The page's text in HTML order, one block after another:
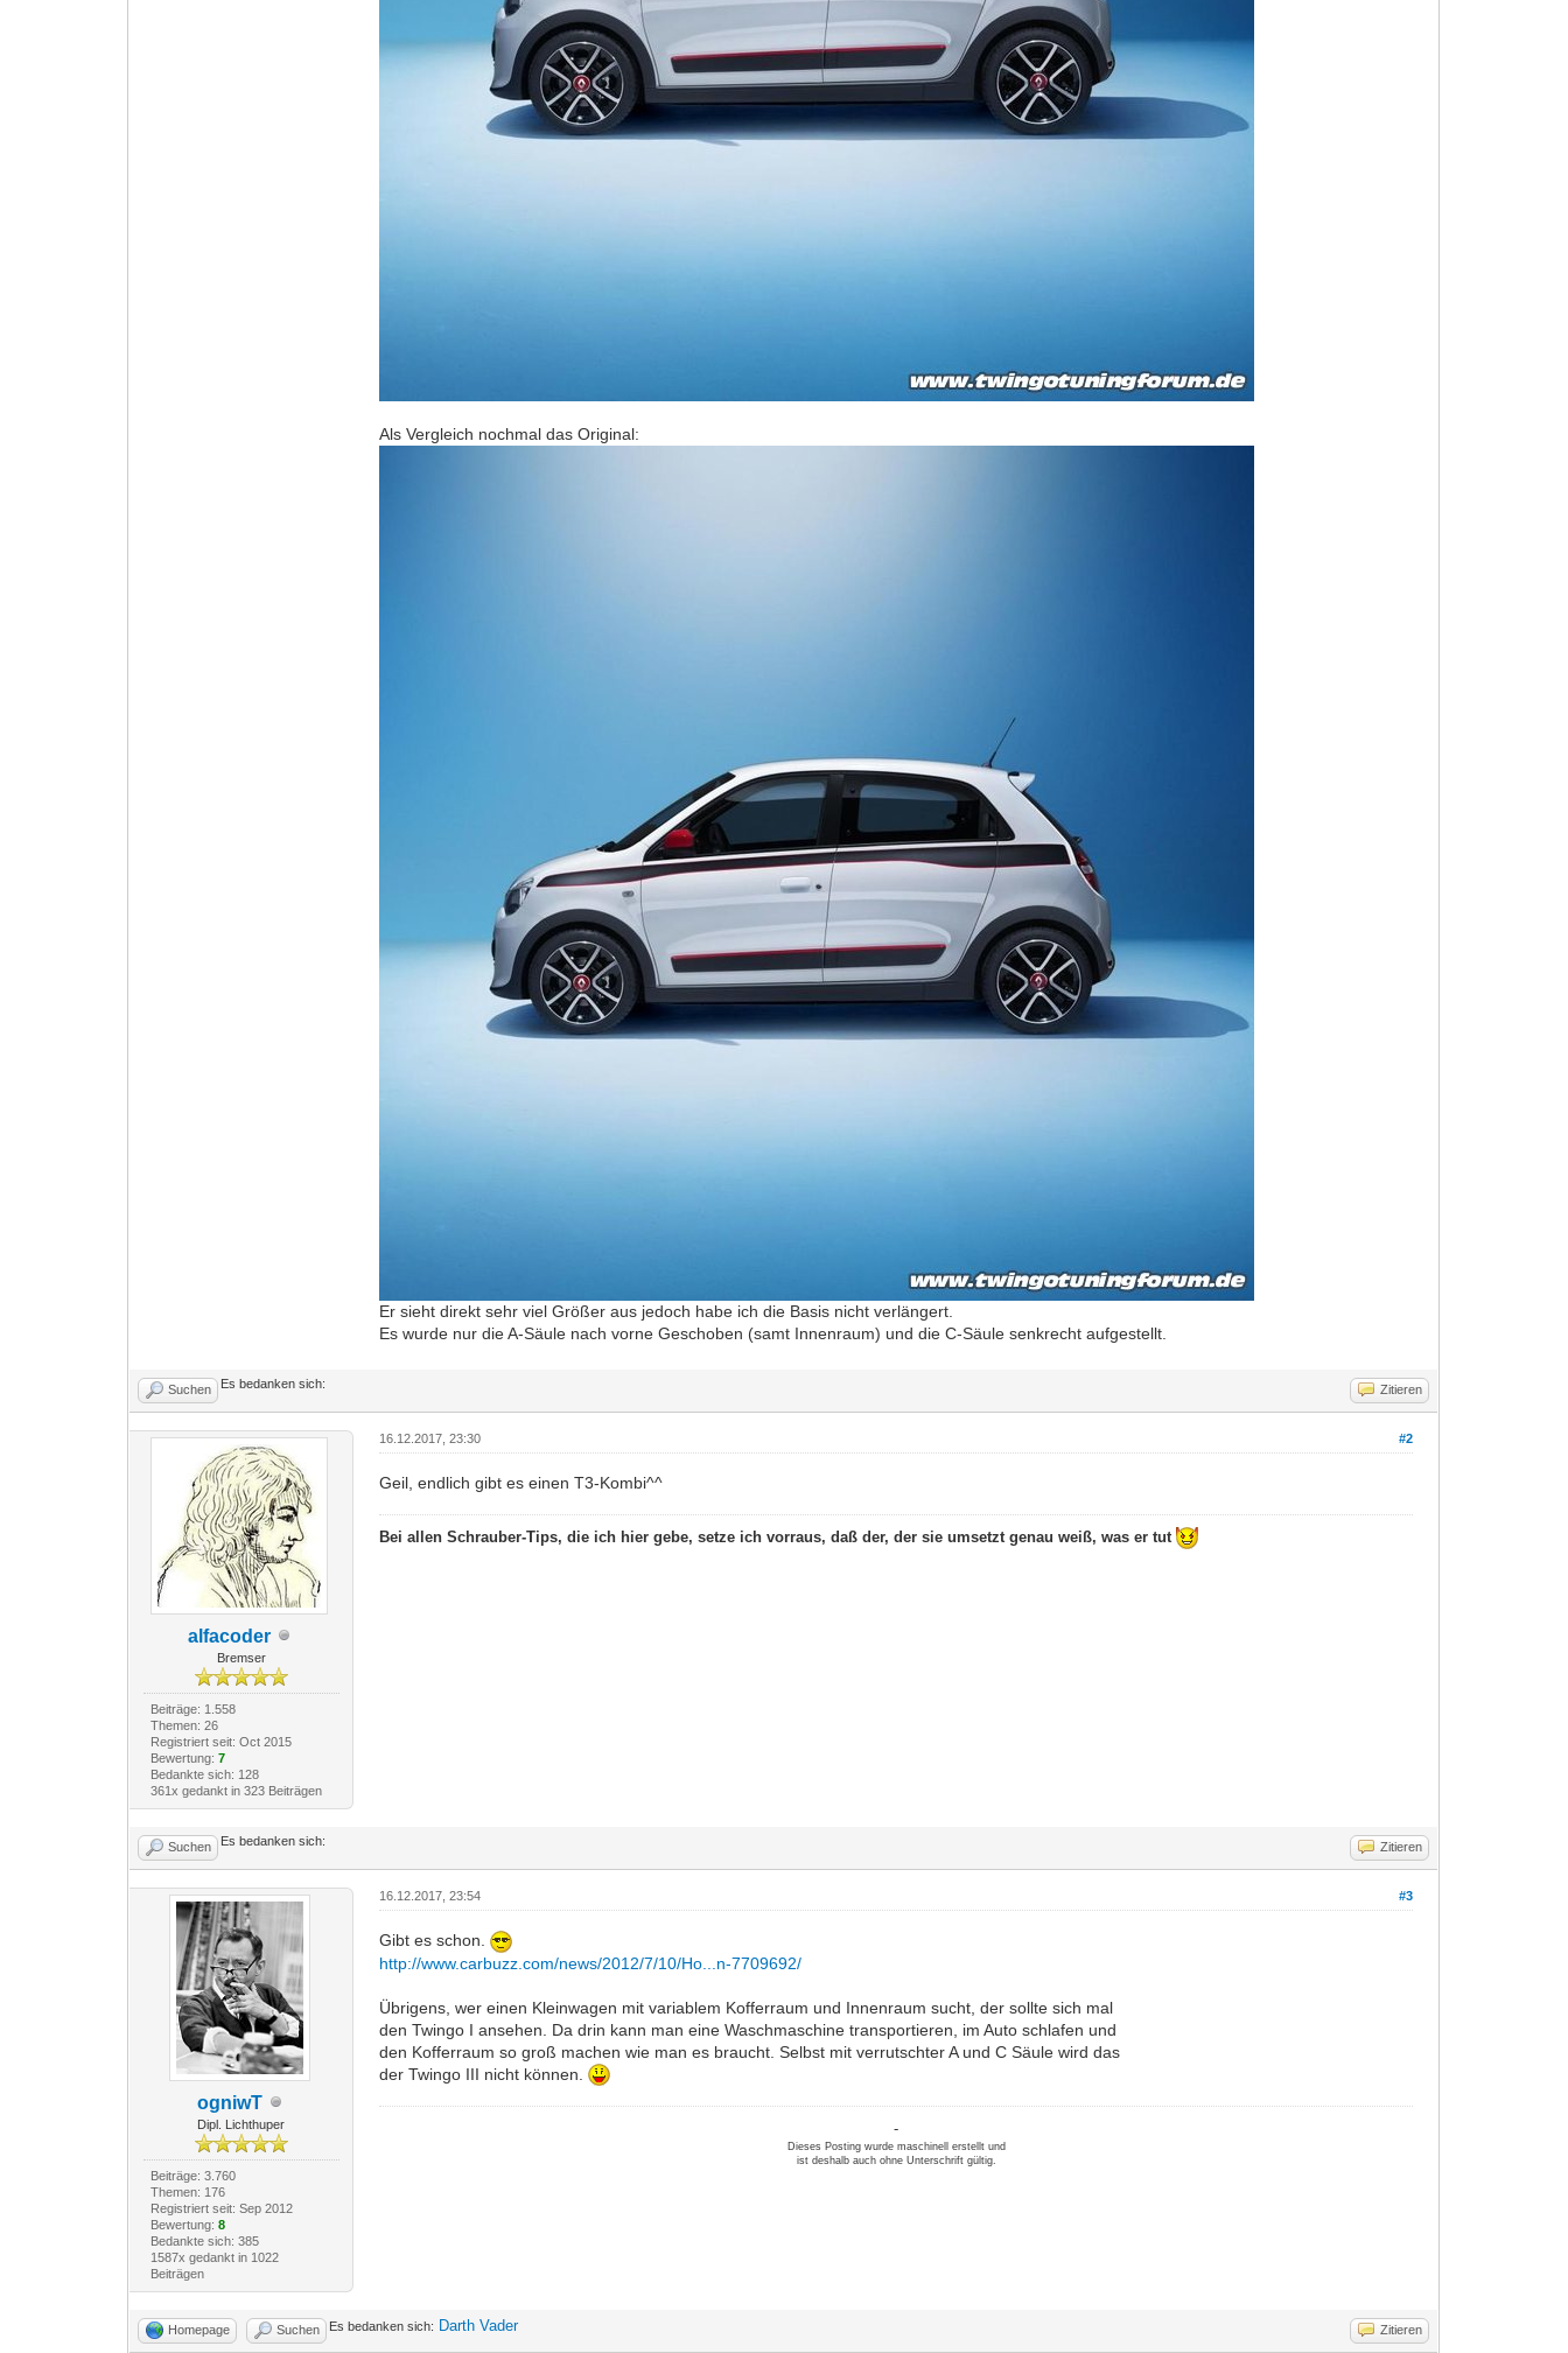
Als Vergleich nochmal das Original:
Er sieht direkt sehr viel Größer aus jedoch habe ich die Basis nicht verlängert.
Es wurde nur die A-Säule nach vorne Geschoben (samt Innenraum) und die C-Säule senkrecht aufgestellt.
Suchen Zitieren
Es bedanken sich:
alfacoder
Bremser
Beiträge: 1.558
Themen: 26
Registriert seit: Oct 2015
Bewertung: 7
Bedankte sich: 128
361x gedankt in 323 Beiträgen
#2
16.12.2017, 23:30
Geil, endlich gibt es einen T3-Kombi^^
Bei allen Schrauber-Tips, die ich hier gebe, setze ich vorraus, daß der, der sie umsetzt genau weiß, was er tut
Suchen Zitieren
Es bedanken sich:
ogniwT
Dipl. Lichthuper
Beiträge: 3.760
Themen: 176
Registriert seit: Sep 2012
Bewertung: 8
Bedankte sich: 385
1587x gedankt in 1022
Beiträgen
#3
16.12.2017, 23:54
Gibt es schon.
http://www.carbuzz.com/news/2012/7/10/Ho...n-7709692/
Übrigens, wer einen Kleinwagen mit variablem Kofferraum und Innenraum sucht, der sollte sich mal
den Twingo I ansehen. Da drin kann man eine Waschmaschine transportieren, im Auto schlafen und
den Kofferraum so groß machen wie man es braucht. Selbst mit verrutschter A und C Säule wird das
der Twingo III nicht können.
-
Dieses Posting wurde maschinell erstellt und
ist deshalb auch ohne Unterschrift gültig.
Homepage Suchen Zitieren
Es bedanken sich: Darth Vader